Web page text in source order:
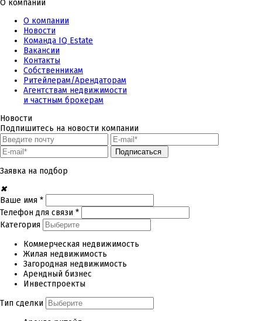
О компании
О компании
Новости
Команда IQ Estate
Вакансии
Контакты
Собственникам
Ритейлерам/Арендаторам
Агентствам недвижимости
и частным брокерам
Новости
Подпишитесь на новости компании
Подписаться
Заявка на подбор
✖
Ваше имя *
Телефон для связи *
Категория
Коммерческая недвижимость
Жилая недвижимость
Загородная недвижимость
Арендный бизнес
Инвестпроекты
Тип сделки